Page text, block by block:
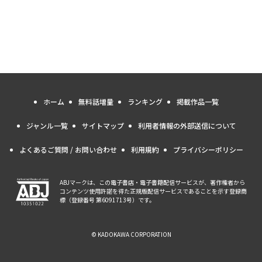
ホーム 無料話増量 ランキング 掲載作品一覧
ジャンル一覧 サイトマップ 利用者情報の外部送信について
よくあるご質問 / お問い合わせ 利用規約 プライバシーポリシー
ABJマークは、この電子書店・電子書籍配信サービスが、著作権者から
コンテンツ使用許諾を得た正規版配信サービスであることを示す登録商
標（登録番号 第6091713号）です。
© KADOKAWA CORPORATION